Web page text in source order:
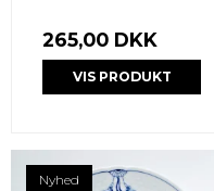
265,00 DKK
VIS PRODUKT
Nyhed